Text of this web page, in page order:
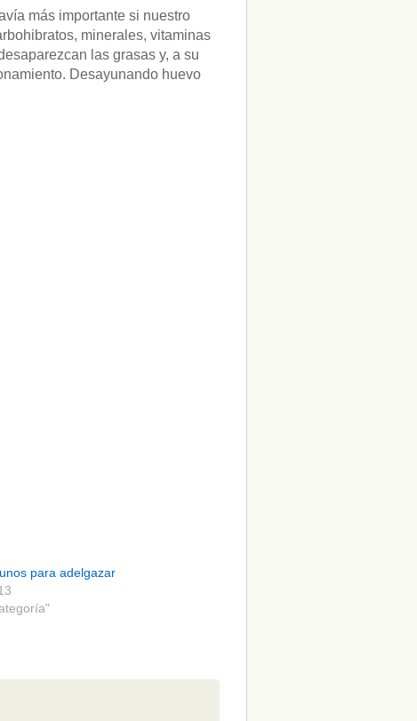
más importante si nuestro
minerales, vitaminas
las grasas y, a su
Desayunando huevo
para adelgazar